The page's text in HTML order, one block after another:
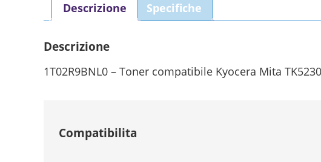
Descrizione Specifiche
Descrizione
1T02R9BNL0 – Toner compatibile Kyocera Mita
Compatibilita